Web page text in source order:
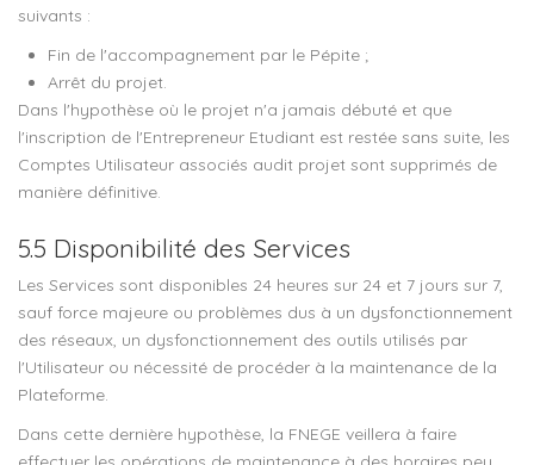
suivants :
Fin de l'accompagnement par le Pépite ;
Arrêt du projet.
Dans l'hypothèse où le projet n'a jamais débuté et que
l'inscription de l'Entrepreneur Etudiant est restée sans suite, les
Comptes Utilisateur associés audit projet sont supprimés de
manière définitive.
5.5 Disponibilité des Services
Les Services sont disponibles 24 heures sur 24 et 7 jours sur 7,
sauf force majeure ou problèmes dus à un dysfonctionnement
des réseaux, un dysfonctionnement des outils utilisés par
l'Utilisateur ou nécessité de procéder à la maintenance de la
Plateforme.
Dans cette dernière hypothèse, la FNEGE veillera à faire